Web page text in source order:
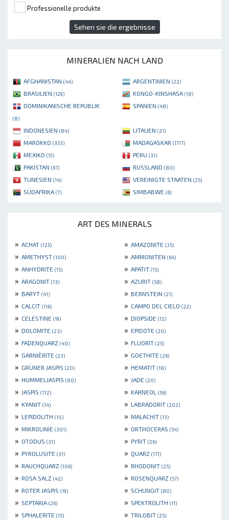
Professionelle produkte
Sehen sie die ergebnisse
MINERALIEN NACH LAND
AFGHANISTAN (44) ARGENTINIEN (22)
BRASILIEN (129) KONGO-KINSHASA (18)
DOMINIKANISCHE REPUBLIK
(8)
SPANIEN (48)
INDONESIEN (84) LITAUEN (21)
MAROKKO (353) MADAGASKAR (1717)
MEXIKO (51) PERU (31)
PAKISTAN (67) RUSSLAND (80)
TUNESIEN (14) VEREINIGTE STAATEN (25)
SÜDAFRIKA (7) SIMBABWE (6)
ART DES MINERALS
» ACHAT (125) » AMAZONITE (35)
» AMETHYST (100) » AMMONITEN (64)
» ANHYDRITE (15) » APATIT (15)
» ARAGONIT (13) » AZURIT (58)
» BARYT (41) » BERNSTEIN (21)
» CALCIT (116) » CAMPO DEL CIELO (22)
» CELESTINE (19) » DIOPSIDE (12)
» DOLOMITE (23) » EPIDOTE (20)
» FADENQUARZ (40) » FLUORIT (25)
» GARNIÈRITE (23) » GOETHITE (26)
» GRÜNER JASPIS (20) » HEMATIT (18)
» HUMMELJASPIS (80) » JADE (20)
» JASPIS (172) » KARNEOL (56)
» KYANIT (14) » LABRADORIT (202)
» LEPIDOLITH (10) » MALACHIT (13)
» MIKROLINIE (301) » ORTHOCERAS (54)
» OTODUS (31) » PYRIT (26)
» PYROLUSITE (31) » QUARZ (171)
» RAUCHQUARZ (106) » RHODONIT (25)
» ROSA SALZ (42) » ROSENQUARZ (57)
» ROTER JASPIS (19) » SCHUNGIT (80)
» SEPTARIA (26) » SPEKTROLITH (11)
» SPHALERITE (15) » TRILOBIT (25)